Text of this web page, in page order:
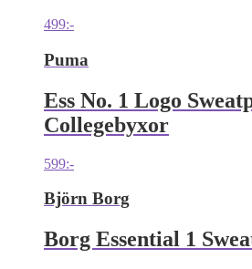
499:-
Puma
Ess No. 1 Logo
Collegebyxor
599:-
Björn Borg
Borg Essential 1